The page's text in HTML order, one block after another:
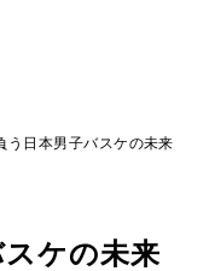
日本男子バスケの未来
ケの未来